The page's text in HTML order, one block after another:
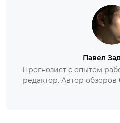
Павел
Прогнозист с опытом
редактор. Автор обзоров